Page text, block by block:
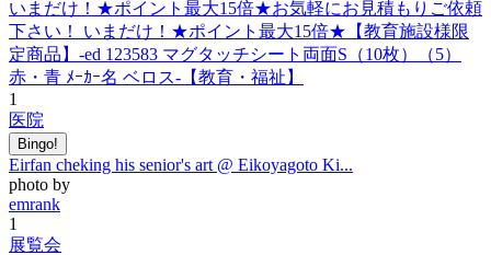
いまだけ！★ポイント最大15倍★お気軽にお見積もりご依頼
下さい！ いまだけ！★ポイント最大15倍★【教育施設様限
定商品】-ed 123583 マグタッチシート両面S（10枚）（5）
赤・青 ﾒｰｶｰ名 ベロス-【教育・福祉】
1
医院
Bingo!
Eirfan cheking his senior's art @ Eikoyagoto Ki...
photo by
emrank
1
展覧会